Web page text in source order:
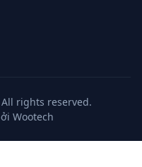
rights reserved.
Wootech